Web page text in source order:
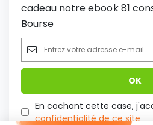
cadeau notre ebook 81
Bourse
En cochant cette case,
confidentialité de ce site